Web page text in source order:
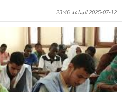
2025-07-12 الساعة 23:46